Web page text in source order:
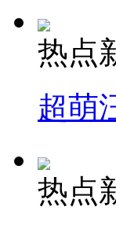
热点
超萌
热点